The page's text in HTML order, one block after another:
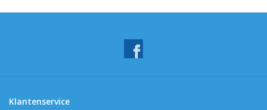
Klantenservice